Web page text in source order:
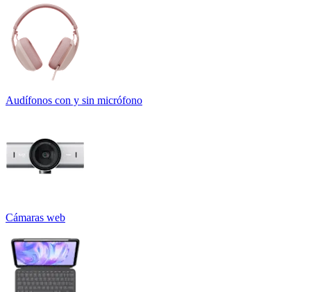
Audífonos con y sin micrófono
Cámaras web